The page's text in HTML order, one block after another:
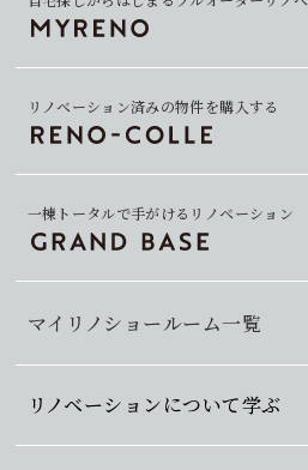
マイリノショールーム一覧
リノベーション済みの物件を購入する
一棟トータルで手がけるリノベーション
リノベーションについて学ぶ